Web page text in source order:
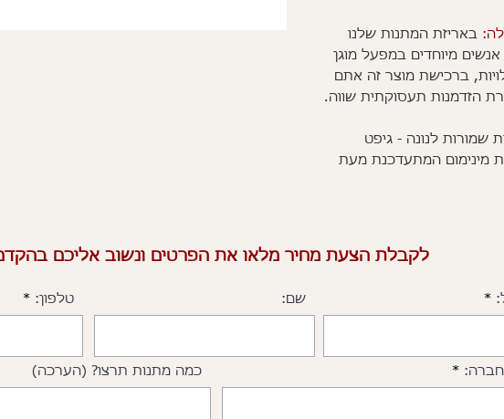
באריזת המתנות שלנו
מיוחדים במפעל מוגן
ברכישת מוצר זה אתם
הזדמנות תעסוקתית שווה.
שמורות לנונה - גיפט
מינימום המתעדכנת מעת
לקבלת הצעת מחיר מלאו את הפרטים ונשוב אליכם
טלפון: שם:
כמה מתנות תרצו? (הערכה)